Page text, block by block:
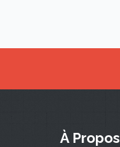
À Propos